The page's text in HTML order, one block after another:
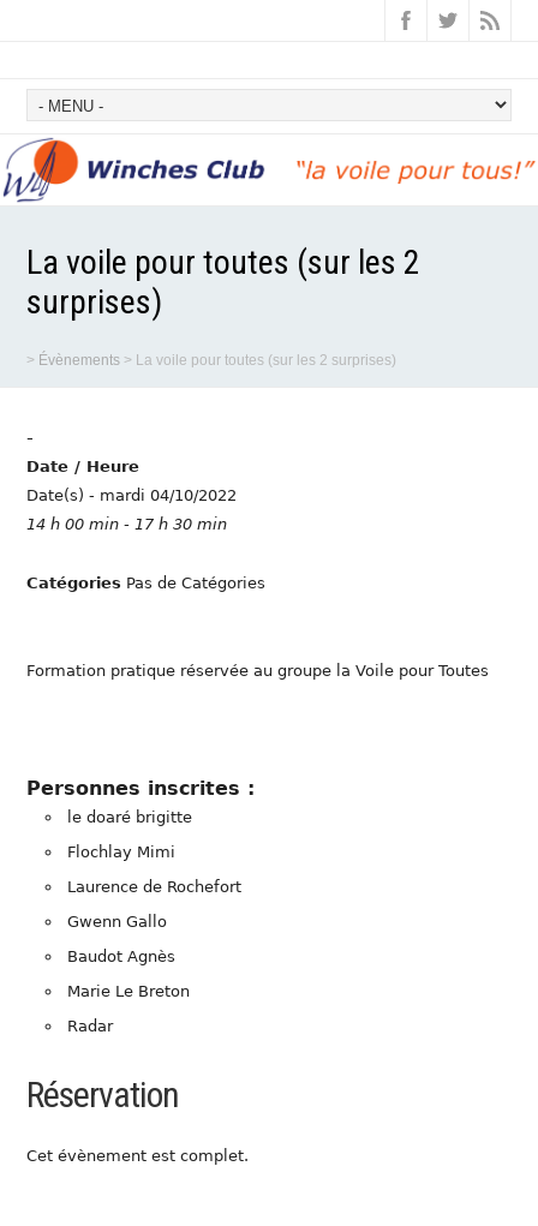
La voile pour toutes (sur les 2
surprises)
> Évènements > La voile pour toutes (sur les 2 surprises)
-
Date / Heure
Date(s) - mardi 04/10/2022
14 h 00 min - 17 h 30 min
Catégories Pas de Catégories
Formation pratique réservée au groupe la Voile pour Toutes
Personnes inscrites :
le doaré brigitte
Flochlay Mimi
Laurence de Rochefort
Gwenn Gallo
Baudot Agnès
Marie Le Breton
Radar
Réservation
Cet évènement est complet.